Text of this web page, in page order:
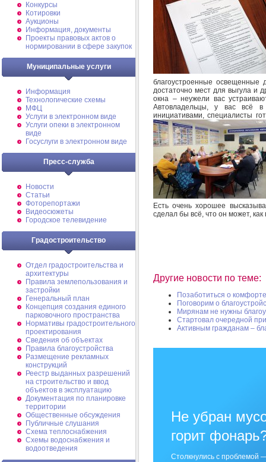
Конкурсы
Котировки
Аукционы
Информация, документы
Проекты правовых актов о
нормировании в сфере закупок
Муниципальные услуги
Информация
Технологические схемы
МФЦ
Услуги в электронном виде
Услуги опеки в электронном
виде
Госуслуги в электронном виде
Пресс-служба
Новости
Статьи
Фоторепортажи
Видеосюжеты
Городское телевидение
Градостроительство
Отдел градостроительства и
архитектуры
Правила землепользования и
застройки
Генеральный план
Концепция создания единого
парковочного пространства
Нормативы градостроительного
проектирования
Сведения об объектах
Правила благоустройства
Размещение рекламных
конструкций
Реестр выданных разрешений
на строительство и ввод
объектов в эксплуатацию
Документация по планировке
территории
Общественные обсуждения
Публичные слушания
Схема теплоснабжения
Схемы водоснабжения и
водоотведения
благоустроенные освещенные
достаточно мест для выгула и
окна – неужели вас
Автовладельцы, у вас всё
инициативами, специалисты
Есть очень хорошее
сделал бы всё, что он может,
Другие новости по теме:
Позаботиться о комфорте
Поговорим о
Мирянам не нужны
Стартовал очередной
Активным гражданам –
Не убран
горит
Столкнулись с проблемой